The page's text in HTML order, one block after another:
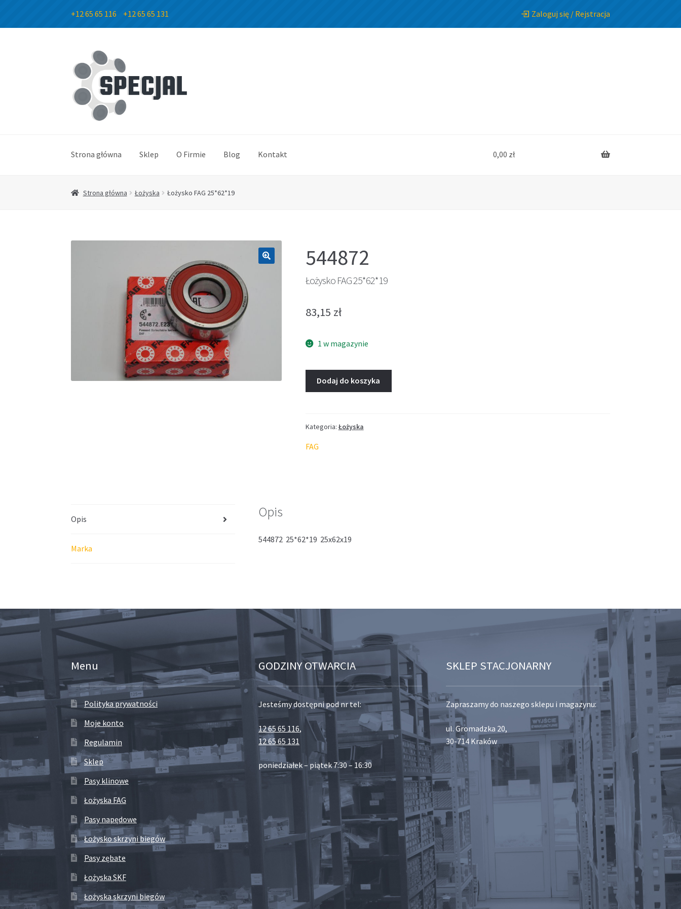
+12 65 65 116 +12 65 65 131 Zaloguj się / Rejstracja
Przejdź
do
nawigacji
Przejdź
do
treści
Strona główna Sklep O Firmie Blog Kontakt 0,00 zł
Strona główna Łożyska Łożysko FAG 25*62*19
544872
Łożysko FAG 25*62*19
83,15 zł
1 w magazynie
Dodaj do koszyka
Kategoria: Łożyska
FAG
Opis
Marka
Opis
544872 25*62*19 25x62x19
Menu
Polityka prywatności
Moje konto
Regulamin
Sklep
Pasy klinowe
Łożyska FAG
Pasy napędowe
Łożysko skrzyni biegów
Pasy zębate
Łożyska SKF
Łożyska skrzyni biegów
GODZINY OTWARCIA
Jesteśmy dostępni pod nr tel:
12 65 65 116,
12 65 65 131
poniedziałek – piątek 7:30 – 16:30
SKLEP STACJONARNY
Zapraszamy do naszego sklepu i magazynu:
ul. Gromadzka 20,
30-714 Kraków